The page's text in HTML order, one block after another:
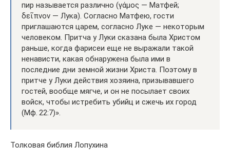
пир называется различно (γάμος — Матфей;
δεῖπνον — Лука). Согласно Матфею, гости
приглашаются царем, согласно Луке — некоторым
человеком. Притча у Луки сказана была Христом
раньше, когда фарисеи еще не выражали такой
ненависти, какая обнаружена была ими в
последние дни земной жизни Христа. Поэтому в
притче у Луки действия хозяина, призывавшего
гостей, вообще мягче, и он не посылает своих
войск, чтобы истребить убийц и сжечь их город
(Мф. 22:7)».
Толковая библия Лопухина